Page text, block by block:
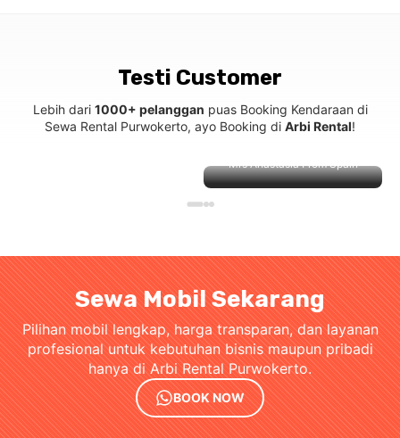
Testi Customer
Lebih dari 1000+ pelanggan puas Booking Kendaraan di
Sewa Rental Purwokerto, ayo Booking di Arbi Rental!
Mrs Anastasia From Spain
Sewa Mobil Sekarang
Pilihan mobil lengkap, harga transparan, dan layanan
profesional untuk kebutuhan bisnis maupun pribadi
hanya di Arbi Rental Purwokerto.
BOOK NOW